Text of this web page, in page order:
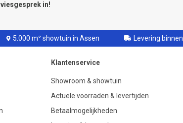
in!
5.000 m² showtuin in Assen Levering
Klantenservice
Showroom & showtuin
Actuele voorraden & levertijden
Betaalmogelijkheden